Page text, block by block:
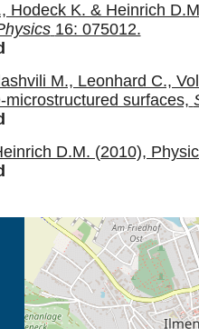
Hodeck K. & Heinrich
16: 075012.
M., Leonhard C.,
surfaces,
D.M. (2010),
Öffnet die
Tab (Karte)